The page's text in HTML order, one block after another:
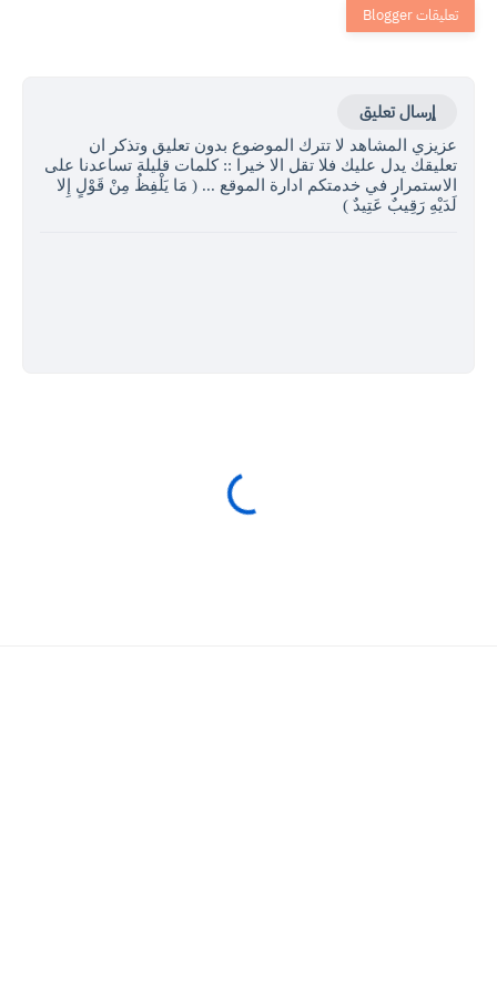
إرسال تعليق
عزيزي المشاهد لا تترك الموضوع بدون تعليق وتذكر ان
تعليقك يدل عليك فلا تقل الا خيرا :: كلمات قليلة تساعدنا على
الاستمرار في خدمتكم ادارة الموقع ... ( مَا يَلْفِظُ مِنْ قَوْلٍ إِلا
لَدَيْهِ رَقِيبٌ عَتِيدٌ )